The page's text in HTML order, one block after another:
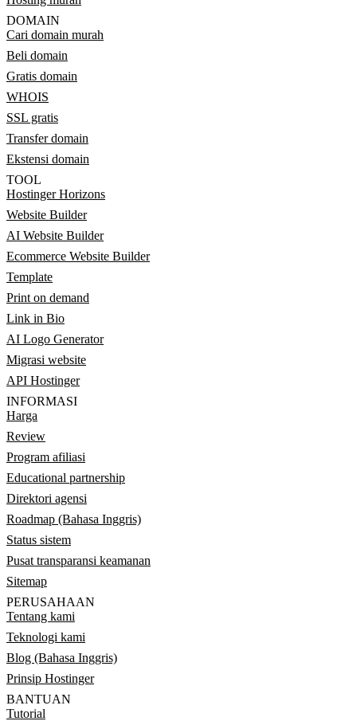
DOMAIN
Cari domain murah
Beli domain
Gratis domain
WHOIS
SSL gratis
Transfer domain
Ekstensi domain
TOOL
Hostinger Horizons
Website Builder
AI Website Builder
Ecommerce Website Builder
Template
Print on demand
Link in Bio
AI Logo Generator
Migrasi website
API Hostinger
INFORMASI
Harga
Review
Program afiliasi
Educational partnership
Direktori agensi
Roadmap (Bahasa Inggris)
Status sistem
Pusat transparansi keamanan
Sitemap
PERUSAHAAN
Tentang kami
Teknologi kami
Blog (Bahasa Inggris)
Prinsip Hostinger
BANTUAN
Tutorial